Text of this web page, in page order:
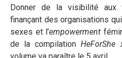
Donner de la visibilité
finançant des organisations
sexes et l’empowerment
de la compilationHeForShe